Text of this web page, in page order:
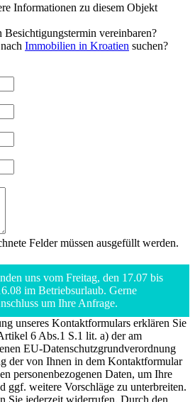
Informationen zu diesem Objekt
Besichtigungstermin vereinbaren?
Immobilien in Kroatien suchen?
Felder müssen ausgefüllt werden.
uns vom Freitag, den 17.07 bis
im Betriebsurlaub. Gerne
um Ihre Anfrage.
unseres Kontaktformulars erklären Sie
6 Abs.1 S.1 lit. a) der am
EU-Datenschutzgrundverordnung
der von Ihnen in dem Kontaktformular
personenbezogenen Daten, um Ihre
ggf. weitere Vorschläge zu unterbreiten.
Sie jederzeit widerrufen. Durch den